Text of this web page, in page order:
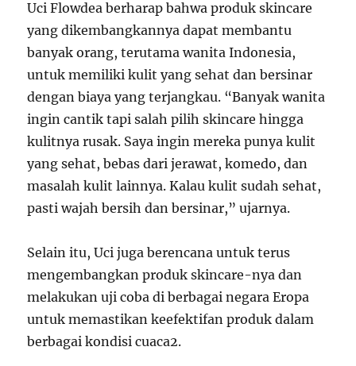
Uci Flowdea berharap bahwa produk skincare
yang dikembangkannya dapat membantu
banyak orang, terutama wanita Indonesia,
untuk memiliki kulit yang sehat dan bersinar
dengan biaya yang terjangkau. “Banyak wanita
ingin cantik tapi salah pilih skincare hingga
kulitnya rusak. Saya ingin mereka punya kulit
yang sehat, bebas dari jerawat, komedo, dan
masalah kulit lainnya. Kalau kulit sudah sehat,
pasti wajah bersih dan bersinar,” ujarnya.
Selain itu, Uci juga berencana untuk terus
mengembangkan produk skincare-nya dan
melakukan uji coba di berbagai negara Eropa
untuk memastikan keefektifan produk dalam
berbagai kondisi cuaca2.